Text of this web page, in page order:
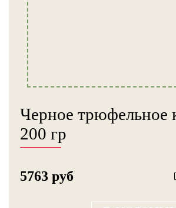
Черное трюфельное
200 гр
5763 руб